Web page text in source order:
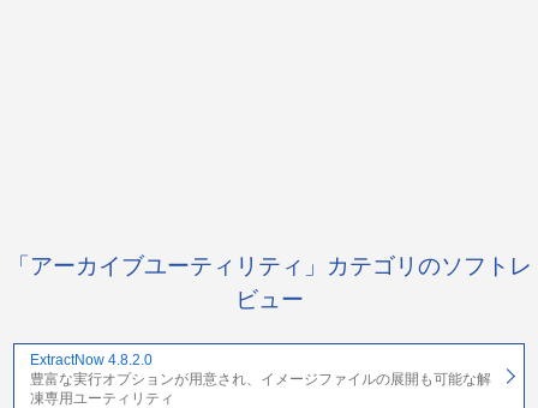
「アーカイブユーティリティ」カテゴリのソフトレ
ビュー
ExtractNow 4.8.2.0
豊富な実行オプションが用意され、イメージファイルの展開も可能な解
凍専用ユーティリティ